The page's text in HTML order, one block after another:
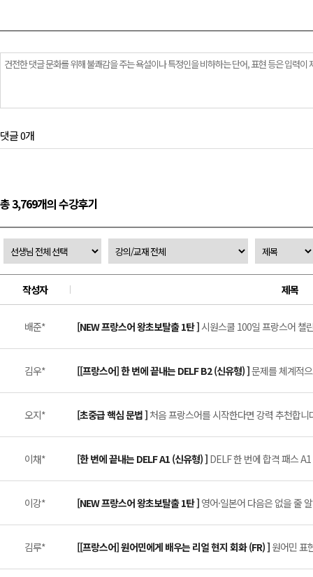
댓글 0개
총 3,769개의 수강후기
작성자 제목
배준* [NEW 프랑스어 왕초보탈출 1탄 ]시원스쿨 100일 프랑스어 챌
김우* [[프랑스어] 한 번에 끝내는 DELF B2 (신유형) ]문제를 체계적
오지* [초중급 핵심 문법 ] 처음 프랑스어를 시작한다면 강력 추천합니
이채* [한 번에 끝내는 DELF A1 (신유형) ] DELF 한 번에 합격 패스
이강* [NEW 프랑스어 왕초보탈출 1탄 ] 영어·일본어 다음은 없을 줄
김루* [[프랑스어] 원어민에게 배우는 리얼 현지 회화 (FR) ] 원어민 표